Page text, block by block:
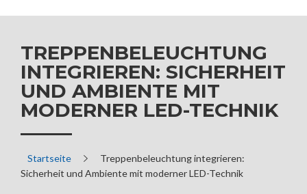
TREPPENBELEUCHTUNG
INTEGRIEREN: SICHERHEIT
UND AMBIENTE MIT
MODERNER LED-TECHNIK
Startseite
Treppenbeleuchtung integrieren:
Sicherheit und Ambiente mit moderner LED-Technik